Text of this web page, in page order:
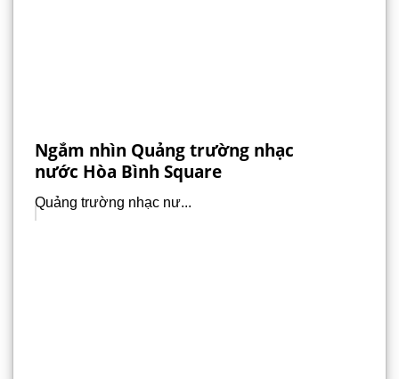
Ngắm nhìn Quảng trường nhạc
nước Hòa Bình Square
Quảng trường nhạc nư...